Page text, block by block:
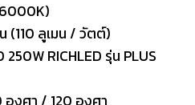
(110 ลูเมน / วัตต์)
RICHLED รุ่น PLUS